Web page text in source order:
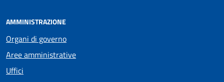
AMMINISTRAZIONE
Organi di governo
Aree amministrative
Uffici